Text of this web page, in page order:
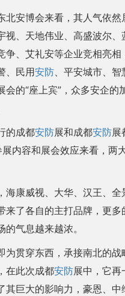
北安博会来看，其人气依然
视、天地伟业、高盛波尔、
争、艾礼安等企业竞相亮相
、民用安防、平安城市、智
会的“座上宾”，众多安企的
的成都安防展和成都安防展
内容和展会效应来看，两
海康威视、大华、汉王、全
来了各自的主打品牌，更多
气息越来越浓。
为贯穿东西，承接南北的战
在此次成都安防展中，它再
其巨大的影响力，豪恩、中